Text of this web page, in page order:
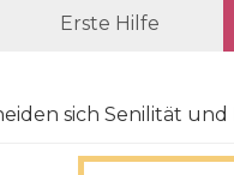
Erste Hilfe
sich Senilität und